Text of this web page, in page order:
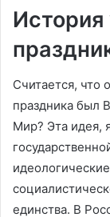
История
Считается, что
праздника был
Мир? Эта идея,
единства. В